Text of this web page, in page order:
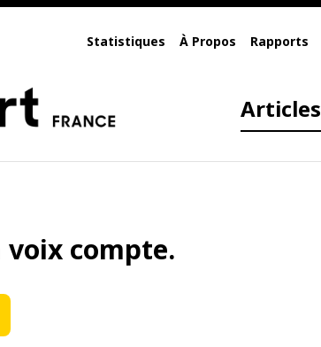
Statistiques À Propos Rapports
Articles
voix compte.